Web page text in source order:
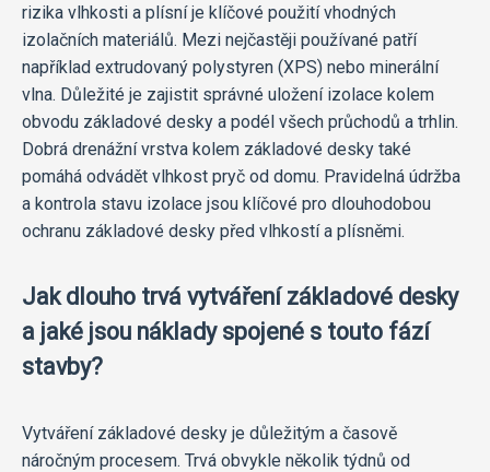
rizika vlhkosti a plísní je klíčové použití vhodných
izolačních materiálů. Mezi nejčastěji používané patří
například extrudovaný polystyren (XPS) nebo minerální
vlna. Důležité je zajistit správné uložení izolace kolem
obvodu základové desky a podél všech průchodů a trhlin.
Dobrá drenážní vrstva kolem základové desky také
pomáhá odvádět vlhkost pryč od domu. Pravidelná údržba
a kontrola stavu izolace jsou klíčové pro dlouhodobou
ochranu základové desky před vlhkostí a plísněmi.
Jak dlouho trvá vytváření základové desky
a jaké jsou náklady spojené s touto fází
stavby?
Vytváření základové desky je důležitým a časově
náročným procesem. Trvá obvykle několik týdnů od